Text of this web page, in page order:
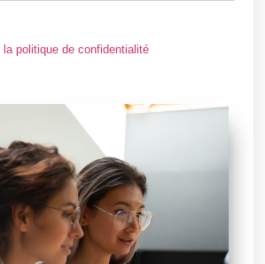
la politique de confidentialité